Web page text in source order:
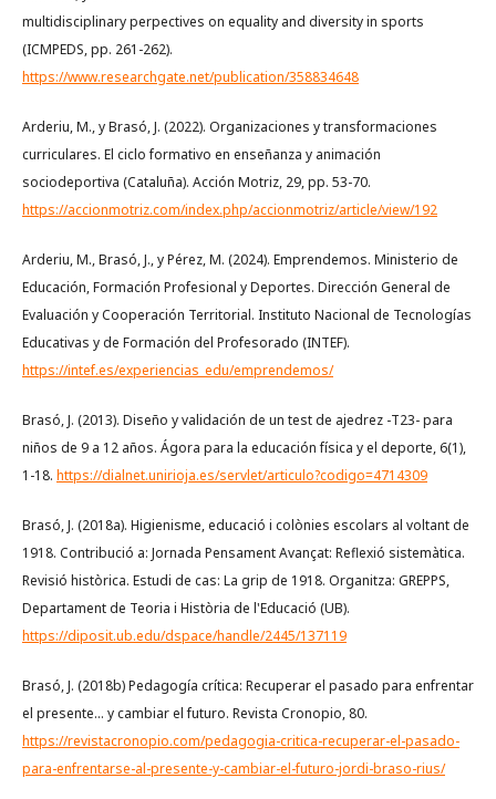
multidisciplinary perpectives on equality and diversity in sports
(ICMPEDS, pp. 261-262).
https://www.researchgate.net/publication/358834648
Arderiu, M., y Brasó, J. (2022). Organizaciones y transformaciones
curriculares. El ciclo formativo en enseñanza y animación
sociodeportiva (Cataluña). Acción Motriz, 29, pp. 53-70.
https://accionmotriz.com/index.php/accionmotriz/article/view/192
Arderiu, M., Brasó, J., y Pérez, M. (2024). Emprendemos. Ministerio de
Educación, Formación Profesional y Deportes. Dirección General de
Evaluación y Cooperación Territorial. Instituto Nacional de Tecnologías
Educativas y de Formación del Profesorado (INTEF).
https://intef.es/experiencias_edu/emprendemos/
Brasó, J. (2013). Diseño y validación de un test de ajedrez -T23- para
niños de 9 a 12 años. Ágora para la educación física y el deporte, 6(1),
1-18. https://dialnet.unirioja.es/servlet/articulo?codigo=4714309
Brasó, J. (2018a). Higienisme, educació i colònies escolars al voltant de
1918. Contribució a: Jornada Pensament Avançat: Reflexió sistemàtica.
Revisió històrica. Estudi de cas: La grip de 1918. Organitza: GREPPS,
Departament de Teoria i Història de l'Educació (UB).
https://diposit.ub.edu/dspace/handle/2445/137119
Brasó, J. (2018b) Pedagogía crítica: Recuperar el pasado para enfrentar
el presente... y cambiar el futuro. Revista Cronopio, 80.
https://revistacronopio.com/pedagogia-critica-recuperar-el-pasado-
para-enfrentarse-al-presente-y-cambiar-el-futuro-jordi-braso-rius/